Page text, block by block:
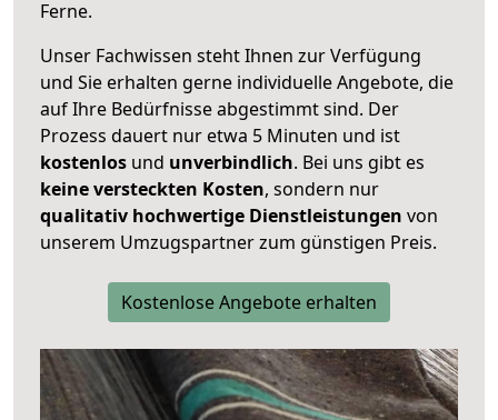
Ferne.
Unser Fachwissen steht Ihnen zur Verfügung
und Sie erhalten gerne individuelle Angebote, die
auf Ihre Bedürfnisse abgestimmt sind. Der
Prozess dauert nur etwa 5 Minuten und ist
kostenlos und unverbindlich. Bei uns gibt es
keine versteckten Kosten, sondern nur
qualitativ hochwertige Dienstleistungen von
unserem Umzugspartner zum günstigen Preis.
Kostenlose Angebote erhalten